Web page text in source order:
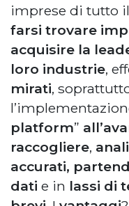
imprese di tutto
farsi trovare
acquisire la
loro industrie,
mirati,
platform”
raccogliere,
accurati,
dati e in lassi di